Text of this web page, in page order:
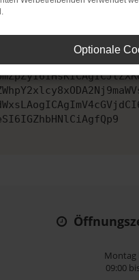
uns bitte. Wir
Montag
09:00
Optionale